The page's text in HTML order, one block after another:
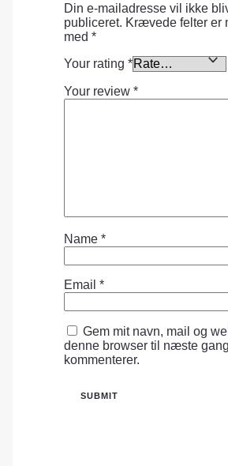
Din e-mailadresse vil ikke
publiceret. Krævede felter er
med *
Your rating *
Your review *
Name *
Email *
Gem mit navn, mail og
denne browser til næste
kommenterer.